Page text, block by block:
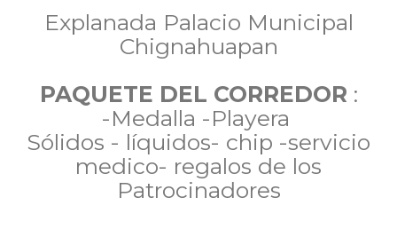
Explanada Palacio Municipal
Chignahuapan
PAQUETE DEL CORREDOR :
-Medalla -Playera
Sólidos - líquidos- chip -servicio
medico- regalos de los
Patrocinadores